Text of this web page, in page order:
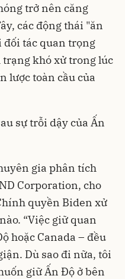
trở nên căng
, các động thái "ăn
tác quan trọng
khó xử trong lúc
lược toàn cầu của
sự trỗi dậy của Ấn
gia phân tích
Corporation, cho
quyền Biden xử
“Việc giữ quan
hoặc Canada – đều
Dù sao đi nữa, tôi
giữ Ấn Độ ở bên